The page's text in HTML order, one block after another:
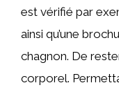
est vérifié par
ainsi qu’une
chagnon. De
corporel.